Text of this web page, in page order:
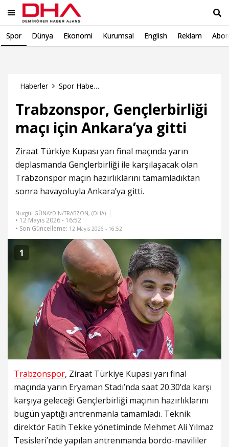
Spor Dünya Ekonomi Kurumsal English Reklam
Haberler Spor Haberleri
Trabzonspor, Gençlerbirliği
maçı için Ankara’ya gitti
Ziraat Türkiye Kupası yarı final maçında yarın
deplasmanda Gençlerbirliği ile karşılaşacak olan
Trabzonspor maçın hazırlıklarını tamamladıktan
sonra havayoluyla Ankara’ya gitti.
Nurgül GÜNAYDIN/TRABZON, (DHA)
• 12 Mayıs 2026 - 16:52
• Son Güncelleme: 12 Mayıs 2026 - 16:52
1
Trabzonspor, Ziraat Türkiye Kupası yarı final
maçında yarın Eryaman Stadı’nda saat 20.30’da karşı
karşıya geleceği Gençlerbirliği maçının hazırlıklarını
bugün yaptığı antrenmanla tamamladı. Teknik
direktör Fatih Tekke yönetiminde Mehmet Ali Yılmaz
Tesisleri’nde yapılan antrenmanda bordo-mavililer